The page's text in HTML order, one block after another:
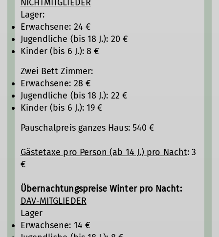
NICHTMITGLIEDER
Lager:
Erwachsene: 24 €
Jugendliche (bis 18 J.): 20 €
Kinder (bis 6 J.): 8 €
Zwei Bett Zimmer:
Erwachsene: 28 €
Jugendliche (bis 18 J.): 22 €
Kinder (bis 6 J.): 19 €
Pauschalpreis ganzes Haus: 540 €
Gästetaxe pro Person (ab 14 J.) pro Nacht: 3
€
Übernachtungspreise Winter pro Nacht:
DAV-MITGLIEDER
Lager
Erwachsene: 14 €